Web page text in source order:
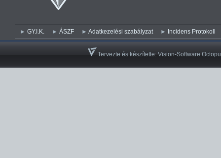
GY.I.K. ÁSZF Adatkezelési szabályzat Incidens Protokoll
Tervezte és készítette:Vision-Software